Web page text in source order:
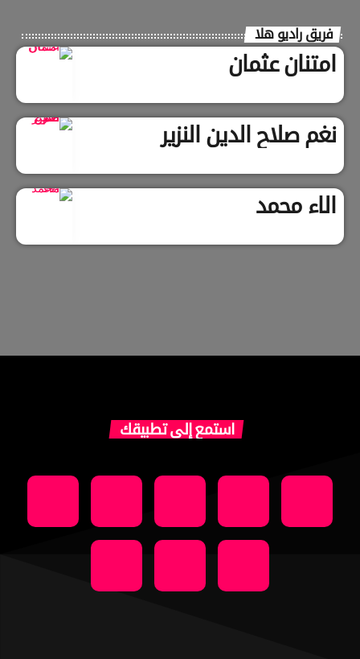
فريق راديو هلا
امتنان عثمان
نغم صلاح الدين النزير
الاء محمد
استمع إلى تطبيقك